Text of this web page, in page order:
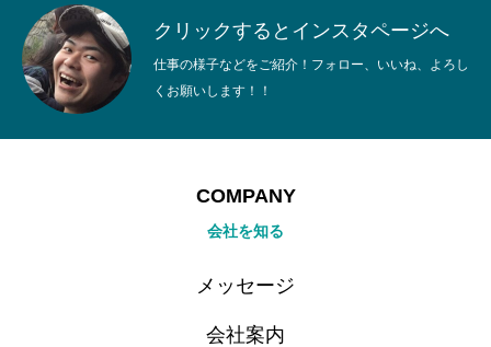
クリックするとインスタページへ
仕事の様子などをご紹介！フォロー、いいね、よろし
くお願いします！！
COMPANY
会社を知る
メッセージ
会社案内